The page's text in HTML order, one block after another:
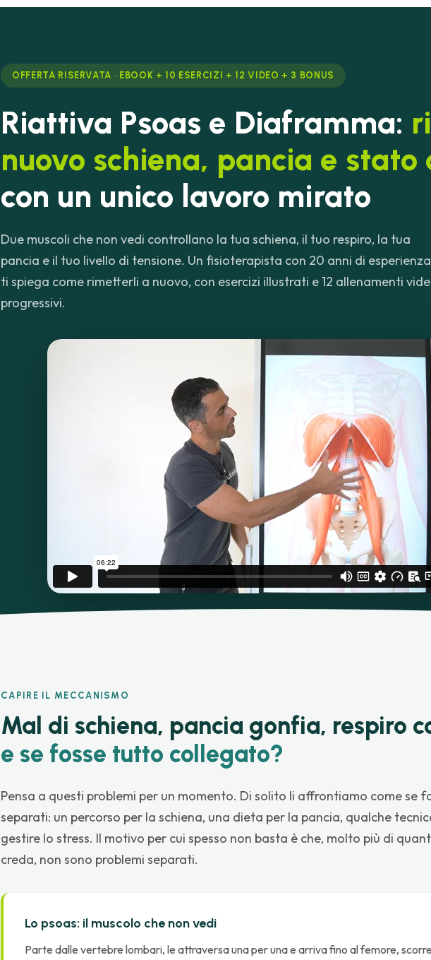
OFFERTA RISERVATA · EBOOK + 10 ESERCIZI + 12 VIDEO + 3 BONUS
Riattiva Psoas e Diaframma:
nuovo schiena, pancia e stato
con un unico lavoro mirato
Due muscoli che non vedi controllano la tua schiena, il tuo respiro, la tua
pancia e il tuo livello di tensione. Un fisioterapista con 20 anni di esperienza
ti spiega come rimetterli a nuovo, con esercizi illustrati e 12 allenamenti
progressivi.
CAPIRE IL MECCANISMO
Mal di schiena, pancia gonfia, respiro
e se fosse tutto collegato?
Pensa a questi problemi per un momento. Di solito li affrontiamo come se
separati: un percorso per la schiena, una dieta per la pancia, qualche
gestire lo stress. Il motivo per cui spesso non basta è che, molto più di
creda, non sono problemi separati.
Lo psoas: il muscolo che non vedi
Parte dalle vertebre lombari, le attraversa una per una e arriva fino al femore,